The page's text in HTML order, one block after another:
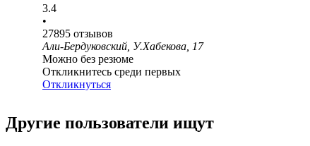
3.4
•
27895 отзывов
Али-Бердуковский, У.Хабекова, 17
Можно без резюме
Откликнитесь среди первых
Откликнуться
Другие пользователи ищут